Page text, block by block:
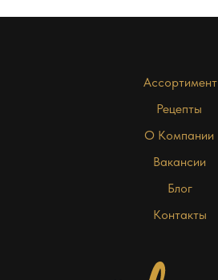
Ассортимент
Рецепты
О Компании
Блог
Контакты
Вакансии